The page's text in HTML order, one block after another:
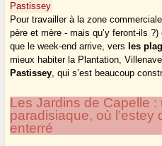
Pastissey
Pour travailler à la zone
père et mère - mais qu’y feront-ils
que le week-end arrive, vers les
mieux habiter la Plantation,
Pastissey, qui s’est beaucoup
Les Jardins de Capelle
paradisiaque, où l’estey
enterré